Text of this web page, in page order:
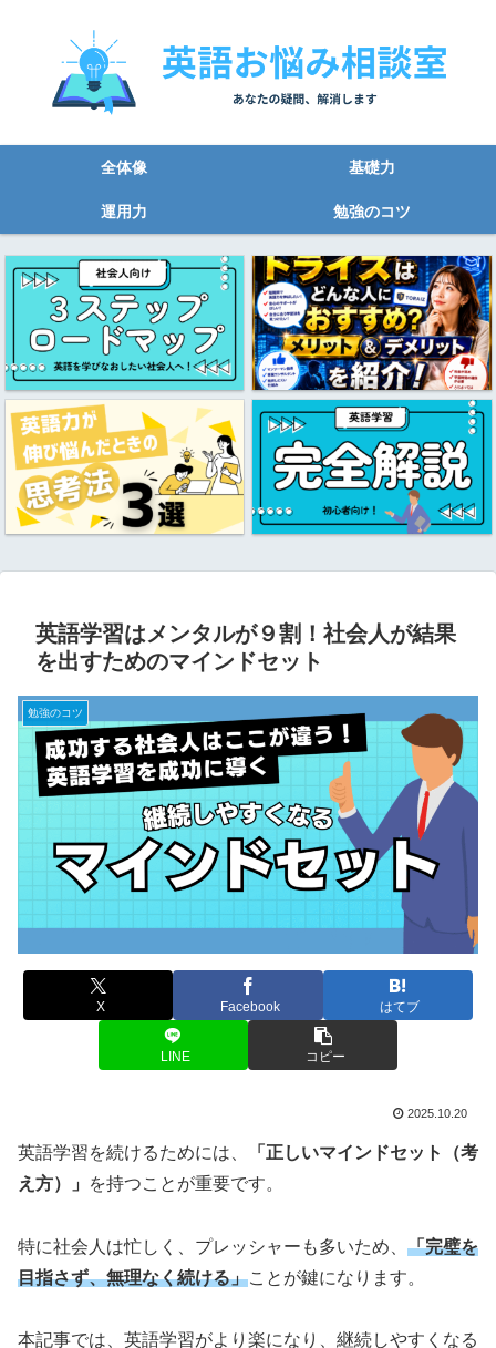
全体像 基礎力
運用力 勉強のコツ
英語学習はメンタルが９割！社会人が結果
を出すためのマインドセット
勉強のコツ
X Facebook はてブ
LINE コピー
2025.10.20
英語学習を続けるためには、
「正しいマインドセット（考
え方）」
を持つことが重要です。
特に社会人は忙しく、プレッシャーも多いため、 「完璧を
目指さず、無理なく続ける」ことが鍵になります。
本記事では、英語学習がより楽になり、継続しやすくなる